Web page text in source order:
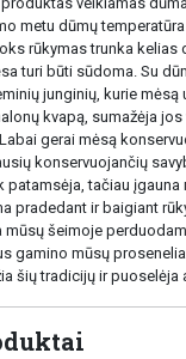
metu dūmų
rūkymas trunka kelias
turi būti sūdoma. Su
junginių, kurie mėsą
kvapą, sumažėja
gerai mėsą
konservuojančių
patamsėja, tačiau įgauna
pradedant ir baigiant
šeimoje
gamino mūsų
šių tradicijų ir puoselėja